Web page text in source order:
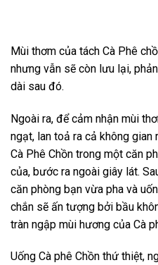
Mùi thơm của tách Cà Phê
nhưng vẫn sẽ còn lưu lại,
dài sau đó.
Ngoài ra, để cảm nhận mùi
ngạt, lan toả ra cả không gian
Cà Phê Chồn trong một căn
của, bước ra ngoài giây lát.
căn phòng bạn vừa pha và
chắn sẽ ấn tượng bởi bầu
tràn ngập mùi hương của Cà
Uống Cà phê Chồn thứ thiệt,